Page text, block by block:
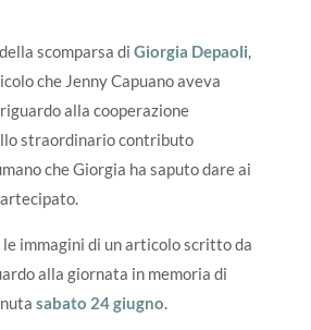
scomparsa di Giorgia Depaoli,
che Jenny Capuano aveva
alla cooperazione
straordinario contributo
che Giorgia ha saputo dare ai
le immagini di un articolo scritto da
alla giornata in memoria di
sabato 24 giugno.